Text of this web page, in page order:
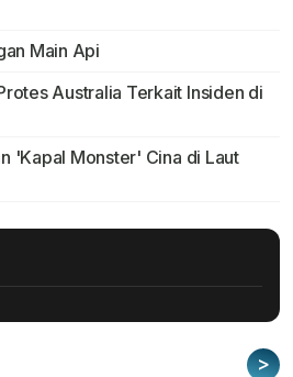
Main Api
Australia Terkait Insiden di
'Kapal Monster' Cina di Laut
>